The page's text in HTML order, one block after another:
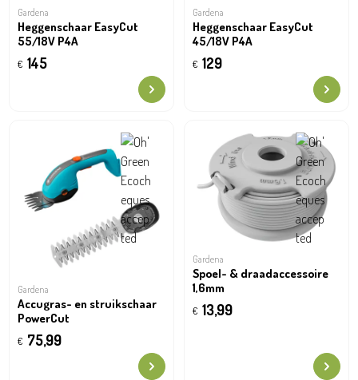
Gardena
Heggenschaar EasyCut
55/18V P4A
€ 145
Gardena
Heggenschaar EasyCut
45/18V P4A
€ 129
Gardena
Accugras- en struikschaar
PowerCut
€ 75,99
Gardena
Spoel- & draadaccessoire
1,6mm
€ 13,99